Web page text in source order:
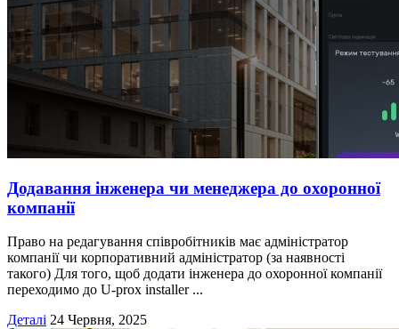
Додавання інженера чи менеджера до охоронної
компанії
Право на редагування співробітників має адміністратор
компанії чи корпоративний адміністратор (за наявності
такого) Для того, щоб додати інженера до охоронної компанії
переходимо до U-prox installer ...
Деталі 24 Червня, 2025